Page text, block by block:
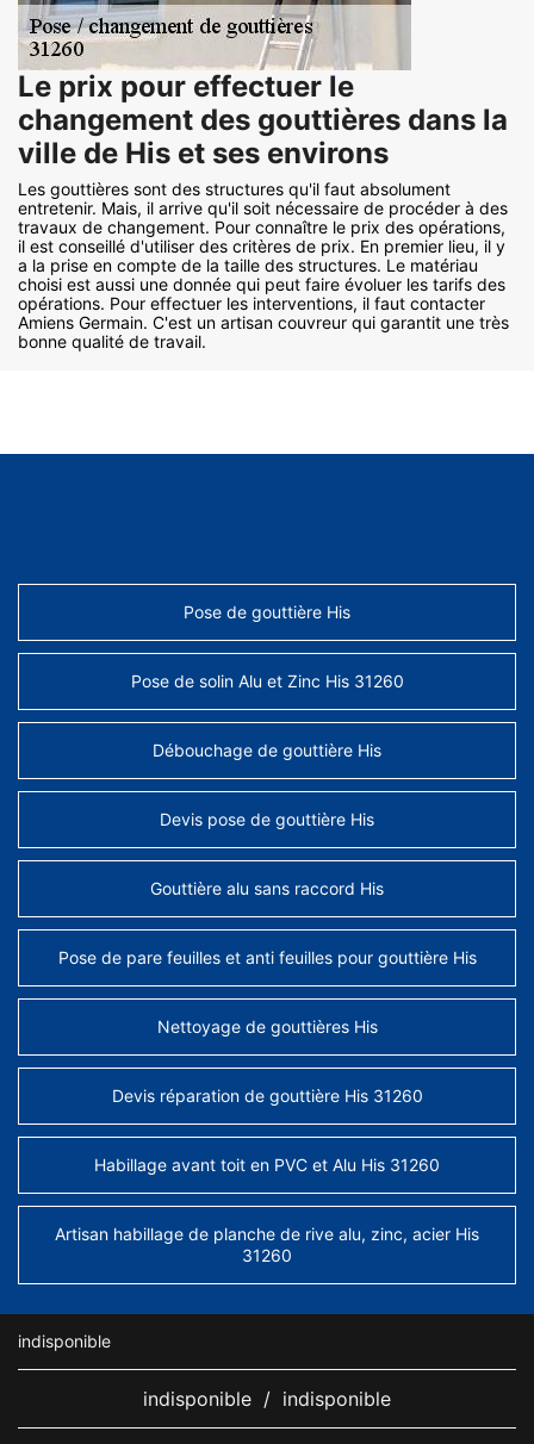
Le prix pour effectuer le
changement des gouttières dans la
ville de His et ses environs
Les gouttières sont des structures qu'il faut absolument
entretenir. Mais, il arrive qu'il soit nécessaire de procéder à des
travaux de changement. Pour connaître le prix des opérations,
il est conseillé d'utiliser des critères de prix. En premier lieu, il y
a la prise en compte de la taille des structures. Le matériau
choisi est aussi une donnée qui peut faire évoluer les tarifs des
opérations. Pour effectuer les interventions, il faut contacter
Amiens Germain. C'est un artisan couvreur qui garantit une très
bonne qualité de travail.
Pose de gouttière His
Pose de solin Alu et Zinc His 31260
Débouchage de gouttière His
Devis pose de gouttière His
Gouttière alu sans raccord His
Pose de pare feuilles et anti feuilles pour gouttière His
Nettoyage de gouttières His
Devis réparation de gouttière His 31260
Habillage avant toit en PVC et Alu His 31260
Artisan habillage de planche de rive alu, zinc, acier His
31260
indisponible
indisponible / indisponible